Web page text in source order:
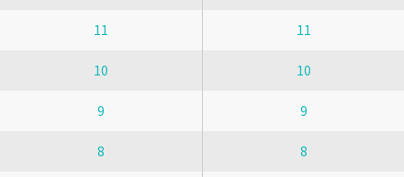
11 11
10 10
9 9
8 8